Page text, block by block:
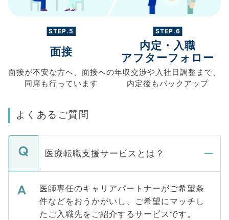
STEP.5
面接
面接が不安な方へ、 面接への
同席も行っています
STEP.6
内定・入職
アフターフォロー
年収交渉や入社日調整まで、
内定後もバックアップ
よくあるご質問
医療転職支援サービスとは？
医師専任のキャリアパートナーがご希望条
件などをおうかがいし、ご希望にマッチし
たご入職先をご紹介するサービスです。